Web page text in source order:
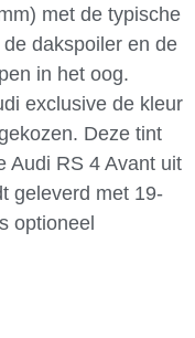
met de typische
dakspoiler en de
in het oog.
exclusive de kleur
Deze tint
Audi RS 4 Avant uit
geleverd met 19-
optioneel